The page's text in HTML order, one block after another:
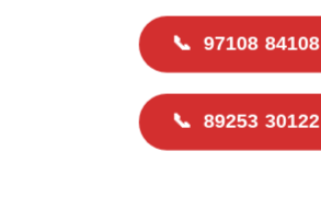
📞 97108 84108
📞 89253 30122